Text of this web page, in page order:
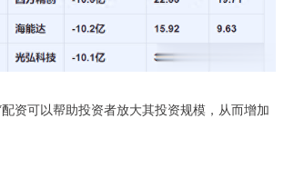
资可以帮助投资者放大其投资规模，从而增加